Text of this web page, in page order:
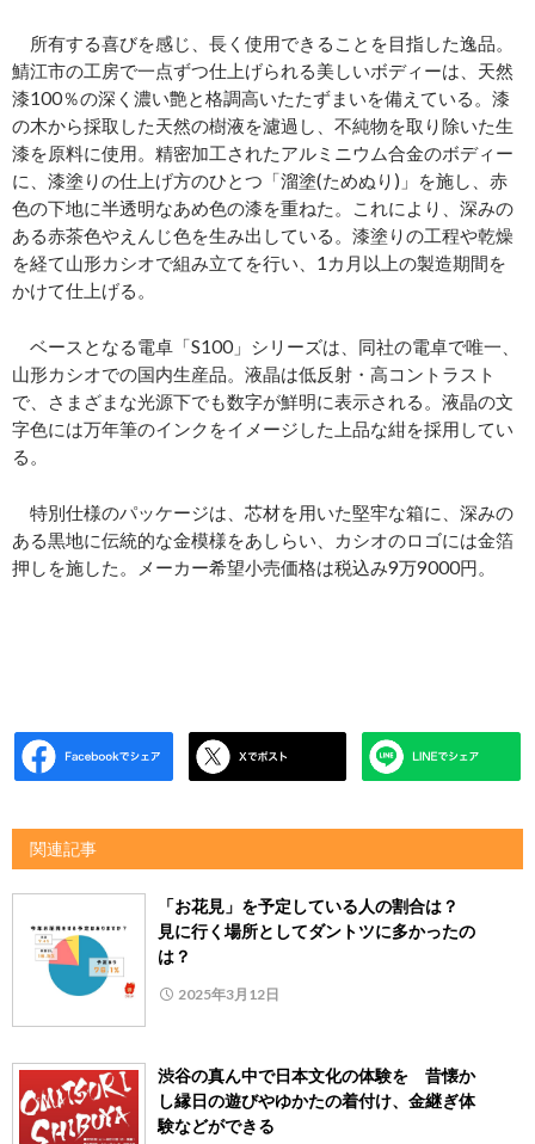
所有する喜びを感じ、長く使用できることを目指した逸品。
鯖江市の工房で一点ずつ仕上げられる美しいボディーは、天然
漆100％の深く濃い艶と格調高いたたずまいを備えている。漆
の木から採取した天然の樹液を濾過し、不純物を取り除いた生
漆を原料に使用。精密加工されたアルミニウム合金のボディー
に、漆塗りの仕上げ方のひとつ「溜塗(ためぬり)」を施し、赤
色の下地に半透明なあめ色の漆を重ねた。これにより、深みの
ある赤茶色やえんじ色を生み出している。漆塗りの工程や乾燥
を経て山形カシオで組み立てを行い、1カ月以上の製造期間を
かけて仕上げる。
ベースとなる電卓「S100」シリーズは、同社の電卓で唯一、
山形カシオでの国内生産品。液晶は低反射・高コントラスト
で、さまざまな光源下でも数字が鮮明に表示される。液晶の文
字色には万年筆のインクをイメージした上品な紺を採用してい
る。
特別仕様のパッケージは、芯材を用いた堅牢な箱に、深みの
ある黒地に伝統的な金模様をあしらい、カシオのロゴには金箔
押しを施した。メーカー希望小売価格は税込み9万9000円。
関連記事
「お花見」を予定している人の割合は？
見に行く場所としてダントツに多かったの
は？
2025年3月12日
渋谷の真ん中で日本文化の体験を 昔懐か
し縁日の遊びやゆかたの着付け、金継ぎ体
験などができる